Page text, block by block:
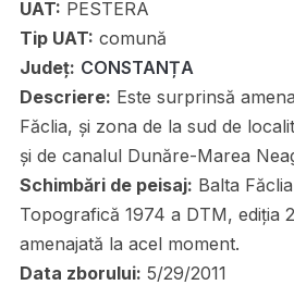
UAT: PESTERA
Tip UAT: comună
Județ: CONSTANȚA
Descriere: Este surprinsă
Făclia, și zona de la sud de
și de canalul Dunăre-Marea
Schimbări de peisaj: Balta
Topografică 1974 a DTM, ediția
amenajată la acel moment.
Data zborului: 5/29/2011